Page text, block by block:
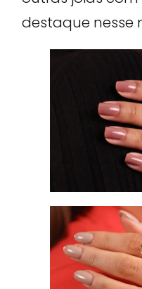
destaque nesse